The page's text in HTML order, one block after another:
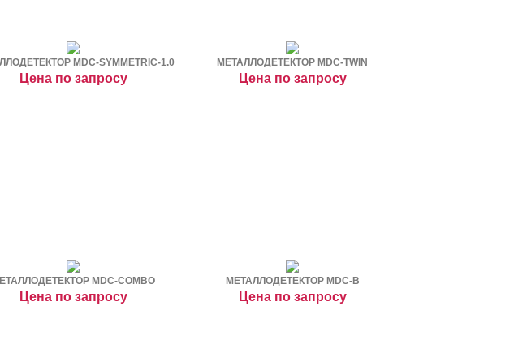
MDC-SYMMETRIC-1.0
Цена по запросу
МЕТАЛЛОДЕТЕКТОР MDC-TWIN
Цена по запросу
MDC-COMBO
Цена по запросу
МЕТАЛЛОДЕТЕКТОР MDC-B
Цена по запросу